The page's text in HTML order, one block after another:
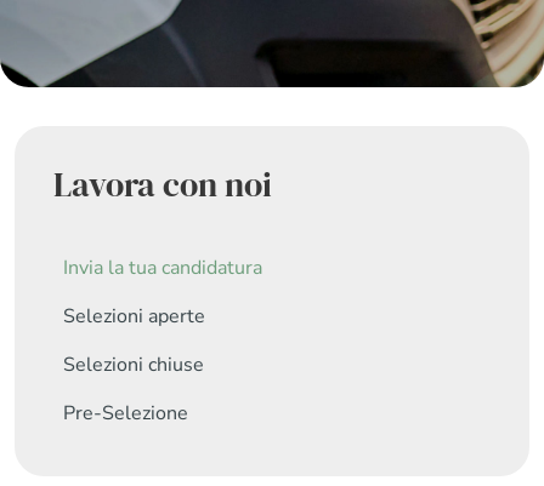
Lavora con noi
Invia la tua candidatura
Selezioni aperte
Selezioni chiuse
Pre-Selezione